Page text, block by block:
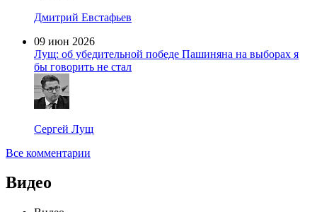
Дмитрий Евстафьев
09 июн 2026
Лущ: об убедительной победе Пашиняна на выборах я
бы говорить не стал
Сергей Лущ
Все комментарии
Видео